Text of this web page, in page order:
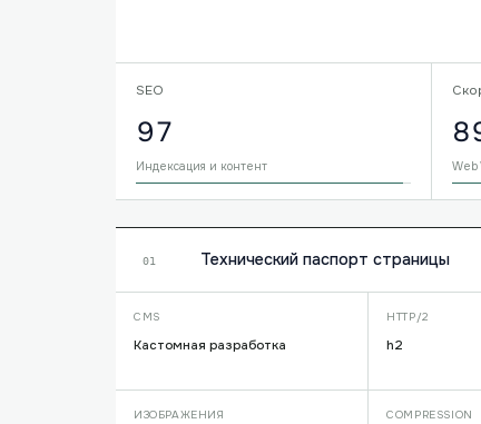
SEO
97
Индексация и контент Web
01 Технический паспорт страницы
CMS
Кастомная разработка
HTTP/2
h2
ИЗОБРАЖЕНИЯ COMPRESSION